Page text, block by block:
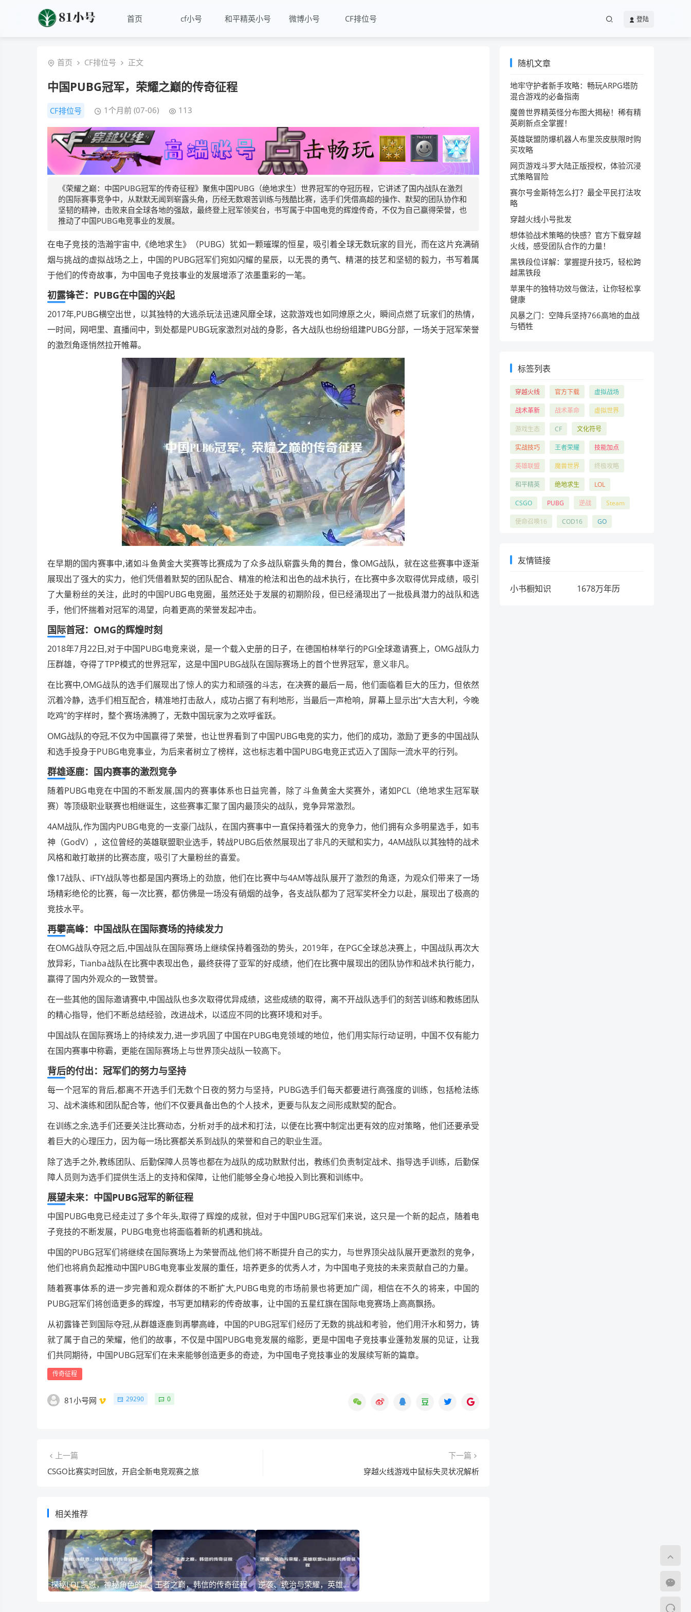
首页 cf小号 和平精英小号 微博小号 CF排位号 登陆
首页 CF排位号 正文
中国PUBG冠军，荣耀之巅的传奇征程
CF排位号 1个月前 (07-06) 113
《荣耀之巅：中国PUBG冠军的传奇征程》聚焦中国PUBG（绝地求生）世界冠军的夺冠历程，它讲述了国内战队在激烈
的国际赛事竞争中，从默默无闻到崭露头角，历经无数艰苦训练与残酷比赛，选手们凭借高超的操作、默契的团队协作和
坚韧的精神，击败来自全球各地的强敌，最终登上冠军领奖台，书写属于中国电竞的辉煌传奇，不仅为自己赢得荣誉，也
推动了中国PUBG电竞事业的发展。
在电子竞技的浩瀚宇宙中,《绝地求生》（PUBG）犹如一颗璀璨的恒星，吸引着全球无数玩家的目光，而在这片充满硝
烟与挑战的虚拟战场之上，中国的PUBG冠军们宛如闪耀的星辰，以无畏的勇气、精湛的技艺和坚韧的毅力，书写着属
于他们的传奇故事，为中国电子竞技事业的发展增添了浓墨重彩的一笔。
初露锋芒：PUBG在中国的兴起
2017年,PUBG横空出世，以其独特的大逃杀玩法迅速风靡全球，这款游戏也如同燎原之火，瞬间点燃了玩家们的热情，
一时间，网吧里、直播间中，到处都是PUBG玩家激烈对战的身影，各大战队也纷纷组建PUBG分部，一场关于冠军荣誉
的激烈角逐悄然拉开帷幕。
在早期的国内赛事中,诸如斗鱼黄金大奖赛等比赛成为了众多战队崭露头角的舞台，像OMG战队，就在这些赛事中逐渐
展现出了强大的实力，他们凭借着默契的团队配合、精准的枪法和出色的战术执行，在比赛中多次取得优异成绩，吸引
了大量粉丝的关注，此时的中国PUBG电竞圈，虽然还处于发展的初期阶段，但已经涌现出了一批极具潜力的战队和选
手，他们怀揣着对冠军的渴望，向着更高的荣誉发起冲击。
国际首冠：OMG的辉煌时刻
2018年7月22日,对于中国PUBG电竞来说，是一个载入史册的日子，在德国柏林举行的PGI全球邀请赛上，OMG战队力
压群雄，夺得了TPP模式的世界冠军，这是中国PUBG战队在国际赛场上的首个世界冠军，意义非凡。
在比赛中,OMG战队的选手们展现出了惊人的实力和顽强的斗志，在决赛的最后一局，他们面临着巨大的压力，但依然
沉着冷静，选手们相互配合，精准地打击敌人，成功占据了有利地形，当最后一声枪响，屏幕上显示出“大吉大利，今晚
吃鸡”的字样时，整个赛场沸腾了，无数中国玩家为之欢呼雀跃。
OMG战队的夺冠,不仅为中国赢得了荣誉，也让世界看到了中国PUBG电竞的实力，他们的成功，激励了更多的中国战队
和选手投身于PUBG电竞事业，为后来者树立了榜样，这也标志着中国PUBG电竞正式迈入了国际一流水平的行列。
群雄逐鹿：国内赛事的激烈竞争
随着PUBG电竞在中国的不断发展,国内的赛事体系也日益完善，除了斗鱼黄金大奖赛外，诸如PCL（绝地求生冠军联
赛）等顶级职业联赛也相继诞生，这些赛事汇聚了国内最顶尖的战队，竞争异常激烈。
4AM战队,作为国内PUBG电竞的一支豪门战队，在国内赛事中一直保持着强大的竞争力，他们拥有众多明星选手，如韦
神（GodV），这位曾经的英雄联盟职业选手，转战PUBG后依然展现出了非凡的天赋和实力，4AM战队以其独特的战术
风格和敢打敢拼的比赛态度，吸引了大量粉丝的喜爱。
像17战队、iFTY战队等也都是国内赛场上的劲旅，他们在比赛中与4AM等战队展开了激烈的角逐，为观众们带来了一场
场精彩绝伦的比赛，每一次比赛，都仿佛是一场没有硝烟的战争，各支战队都为了冠军奖杯全力以赴，展现出了极高的
竞技水平。
再攀高峰：中国战队在国际赛场的持续发力
在OMG战队夺冠之后,中国战队在国际赛场上继续保持着强劲的势头，2019年，在PGC全球总决赛上，中国战队再次大
放异彩，Tianba战队在比赛中表现出色，最终获得了亚军的好成绩，他们在比赛中展现出的团队协作和战术执行能力，
赢得了国内外观众的一致赞誉。
在一些其他的国际邀请赛中,中国战队也多次取得优异成绩，这些成绩的取得，离不开战队选手们的刻苦训练和教练团队
的精心指导，他们不断总结经验，改进战术，以适应不同的比赛环境和对手。
中国战队在国际赛场上的持续发力,进一步巩固了中国在PUBG电竞领域的地位，他们用实际行动证明，中国不仅有能力
在国内赛事中称霸，更能在国际赛场上与世界顶尖战队一较高下。
背后的付出：冠军们的努力与坚持
每一个冠军的背后,都离不开选手们无数个日夜的努力与坚持，PUBG选手们每天都要进行高强度的训练，包括枪法练
习、战术演练和团队配合等，他们不仅要具备出色的个人技术，更要与队友之间形成默契的配合。
在训练之余,选手们还要关注比赛动态，分析对手的战术和打法，以便在比赛中制定出更有效的应对策略，他们还要承受
着巨大的心理压力，因为每一场比赛都关系到战队的荣誉和自己的职业生涯。
除了选手之外,教练团队、后勤保障人员等也都在为战队的成功默默付出，教练们负责制定战术、指导选手训练，后勤保
障人员则为选手们提供生活上的支持和保障，让他们能够全身心地投入到比赛和训练中。
展望未来：中国PUBG冠军的新征程
中国PUBG电竞已经走过了多个年头,取得了辉煌的成就，但对于中国PUBG冠军们来说，这只是一个新的起点，随着电
子竞技的不断发展，PUBG电竞也将面临着新的机遇和挑战。
中国的PUBG冠军们将继续在国际赛场上为荣誉而战,他们将不断提升自己的实力，与世界顶尖战队展开更激烈的竞争，
他们也将肩负起推动中国PUBG电竞事业发展的重任，培养更多的优秀人才，为中国电子竞技的未来贡献自己的力量。
随着赛事体系的进一步完善和观众群体的不断扩大,PUBG电竞的市场前景也将更加广阔，相信在不久的将来，中国的
PUBG冠军们将创造更多的辉煌，书写更加精彩的传奇故事，让中国的五星红旗在国际电竞赛场上高高飘扬。
从初露锋芒到国际夺冠,从群雄逐鹿到再攀高峰，中国的PUBG冠军们经历了无数的挑战和考验，他们用汗水和努力，铸
就了属于自己的荣耀，他们的故事，不仅是中国PUBG电竞发展的缩影，更是中国电子竞技事业蓬勃发展的见证，让我
们共同期待，中国PUBG冠军们在未来能够创造更多的奇迹，为中国电子竞技事业的发展续写新的篇章。
传奇征程
81小号网 29290 0
上一篇
CSGO比赛实时回放，开启全新电竞观赛之旅
下一篇
穿越火线游戏中鼠标失灵状况解析
相关推荐
探秘LOL凯恩，神秘角色的传奇征程 王者之巅，韩信的传奇征程 逆袭、统治与荣耀，英雄联盟DK战队的传奇征程
随机文章
地牢守护者新手攻略：畅玩ARPG塔防
混合游戏的必备指南
魔兽世界精英怪分布图大揭秘！稀有精
英刷新点全掌握！
英雄联盟防爆机器人布里茨皮肤限时购
买攻略
网页游戏斗罗大陆正版授权，体验沉浸
式策略冒险
赛尔号金斯特怎么打？最全平民打法攻
略
穿越火线小号批发
想体验战术策略的快感？官方下载穿越
火线，感受团队合作的力量！
黑铁段位详解：掌握提升技巧，轻松跨
越黑铁段
苹果牛的独特功效与做法，让你轻松享
健康
风暴之门：空降兵坚持766高地的血战
与牺牲
标签列表
穿越火线 官方下载 虚拟战场
战术革新 战术革命 虚拟世界
游戏生态 CF 文化符号
实战技巧 王者荣耀 技能加点
英雄联盟 魔兽世界 终极攻略
和平精英 绝地求生 LOL
CSGO PUBG 逆战 Steam
使命召唤16 COD16 GO
友情链接
小书橱知识 1678万年历